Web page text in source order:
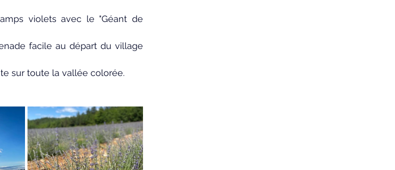
violets avec le "Géant de
facile au départ du village
sur toute la vallée colorée.